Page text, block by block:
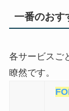
一番のおす
各サービスご
瞭然です。